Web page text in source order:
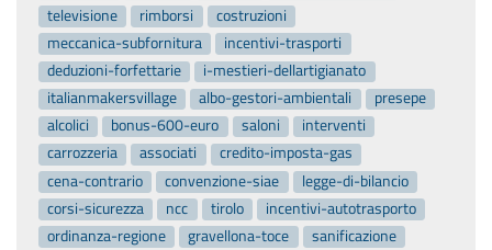
televisione
rimborsi
costruzioni
meccanica-subfornitura
incentivi-trasporti
deduzioni-forfettarie
i-mestieri-dellartigianato
italianmakersvillage
albo-gestori-ambientali
presepe
alcolici
bonus-600-euro saloni
interventi
carrozzeria
associati
credito-imposta-gas
cena-contrario
convenzione-siae
legge-di-bilancio
corsi-sicurezza
ncc tirolo
incentivi-autotrasporto
ordinanza-regione
gravellona-toce
sanificazione